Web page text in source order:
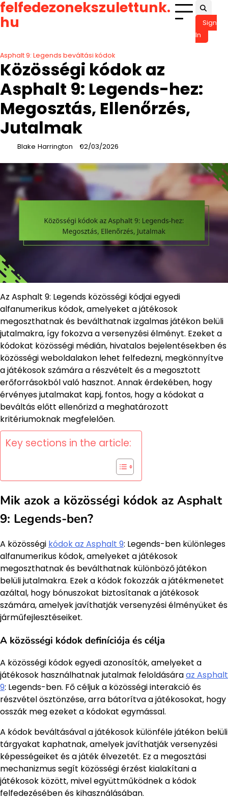
Skip
to
content
felfedezonekszulettunk.
hu
Sign
In
Asphalt 9: Legends beváltási kódok
Közösségi kódok az
Asphalt 9: Legends-hez:
Megosztás, Ellenőrzés,
Jutalmak
Blake Harrington 02/03/2026
Az Asphalt 9: Legends közösségi kódjai egyedi
alfanumerikus kódok, amelyeket a játékosok
megoszthatnak és beválthatnak izgalmas játékon belüli
jutalmakra, így fokozva a versenyzési élményt. Ezeket a
kódokat közösségi médián, hivatalos bejelentésekben és
közösségi weboldalakon lehet felfedezni, megkönnyítve
a játékosok számára a részvételt és a megosztott
erőforrásokból való hasznot. Annak érdekében, hogy
érvényes jutalmakat kapj, fontos, hogy a kódokat a
beváltás előtt ellenőrizd a meghatározott
kritériumoknak megfelelően.
Key sections in the article:
Mik azok a közösségi kódok az Asphalt
9: Legends-ben?
A közösségi kódok az Asphalt 9: Legends-ben különleges
alfanumerikus kódok, amelyeket a játékosok
megoszthatnak és beválthatnak különböző játékon
belüli jutalmakra. Ezek a kódok fokozzák a játékmenetet
azáltal, hogy bónuszokat biztosítanak a játékosok
számára, amelyek javíthatják versenyzési élményüket és
járműfejlesztéseiket.
A közösségi kódok definíciója és célja
A közösségi kódok egyedi azonosítók, amelyeket a
játékosok használhatnak jutalmak feloldásáraaz Asphalt
9: Legends-ben. Fő céljuk a közösségi interakció és
részvétel ösztönzése, arra bátorítva a játékosokat, hogy
osszák meg ezeket a kódokat egymással.
A kódok beváltásával a játékosok különféle játékon belüli
tárgyakat kaphatnak, amelyek javíthatják versenyzési
képességeiket és a játék élvezetét. Ez a megosztási
mechanizmus segít közösségi érzést kialakítani a
játékosok között, mivel együttműködnek a kódok
felfedezésében és kihasználásában.